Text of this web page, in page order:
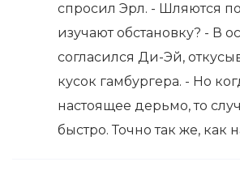
спросил Эрл. - Шляются
изучают обстановку? - В
согласился Ди-Эй,
кусок гамбургера. - Но
настоящее дерьмо, то
быстро. Точно так же, как